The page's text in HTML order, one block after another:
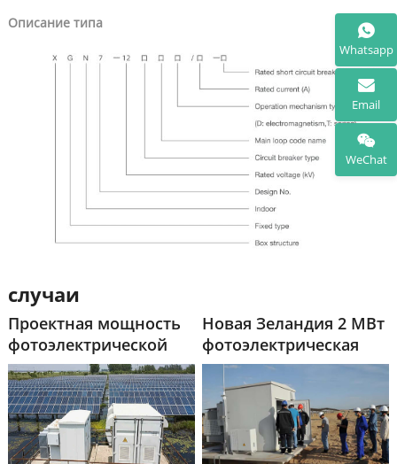
Описание типа
случаи
Проектная мощность
фотоэлектрической
станции «Пик Ючжоу»
Новая Зеландия 2 МВт
фотоэлектрическая
ферма покупает
фотоэлектрический
коробочный
трансформатор
мощностью 2500 кВА
Whatsapp
Email
WeChat